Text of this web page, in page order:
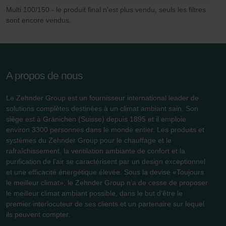
durablement tout enregistrement de cookies sur votre
ordinateur. Vous pouvez en outre effacer à tout moment
tout autre logiciel correspondant. Cette opération peut
des cookies au sein du navigateur Web utilisé, il se peut
disponibles dans leur intégralité.
Pour plus de détails, nous vous invitons à prendre
connaissance de notre politique relative aux cookies.
Datenschutzerklärung der Zehnder Group
Zehnder Group AG: Data Privacy
Zehnder Group België nv/sa: Déclarations de confidentialité
Zehnder Group Czech Republic s.r.o.: Zásady ochrany
Multi 100/150 - le produit final n'est plus vendu, seuls les filtres
sont encore vendus.
A propos de nous
Le Zehnder Group est un fournisseur international leader de
solutions complètes destinées à un climat ambiant sain. Son
siège est à Gränichen (Suisse) depuis 1895 et il emploie
environ 3300 personnes dans le monde entier. Les produits et
systèmes du Zehnder Group pour le chauffage et le
rafraîchissement, la ventilation ambiante de confort et la
purification de l’air se caractérisent par un design exceptionnel
et une efficacité énergétique élevée. Sous la devise «Toujours
le meilleur climat», le Zehnder Group n’a de cesse de proposer
le meilleur climat ambiant possible, dans le but d’être le
premier interlocuteur de ses clients et un partenaire sur lequel
ils peuvent compter.